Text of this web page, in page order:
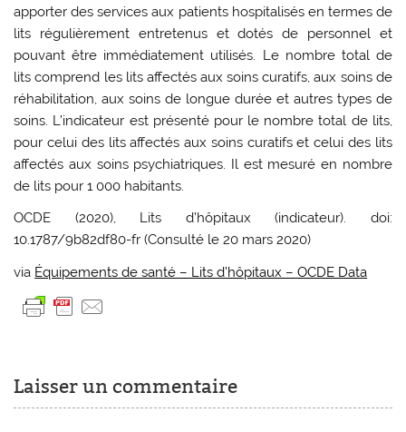
apporter des services aux patients hospitalisés en termes de
lits régulièrement entretenus et dotés de personnel et
pouvant être immédiatement utilisés. Le nombre total de
lits comprend les lits affectés aux soins curatifs, aux soins de
réhabilitation, aux soins de longue durée et autres types de
soins. L’indicateur est présenté pour le nombre total de lits,
pour celui des lits affectés aux soins curatifs et celui des lits
affectés aux soins psychiatriques. Il est mesuré en nombre
de lits pour 1 000 habitants.
OCDE (2020), Lits d’hôpitaux (indicateur). doi:
10.1787/9b82df80-fr (Consulté le 20 mars 2020)
via Équipements de santé – Lits d’hôpitaux – OCDE Data
Laisser un commentaire